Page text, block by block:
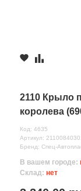
2110 Крыло
королева
Код: 4635
Артикул:
Бренд: Спец-
В вашем городе:
Склад: нет